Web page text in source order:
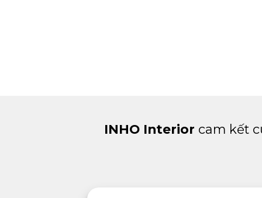
INHO Interior cam kết